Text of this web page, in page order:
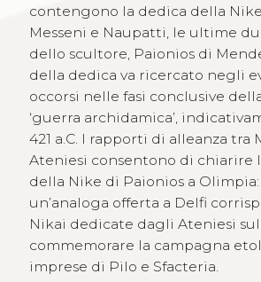
contengono la dedica della
Messeni e Naupatti, le ultime
dello scultore, Paionios di
della dedica va ricercato negli
occorsi nelle fasi conclusive
‘guerra archidamica’,
421 a.C. I rapporti di alleanza tra
Ateniesi consentono di chiarire
della Nike di Paionios a Olimpia:
un’analoga offerta a Delfi
Nikai dedicate dagli Ateniesi
commemorare la campagna
imprese di Pilo e Sfacteria.